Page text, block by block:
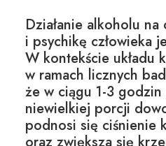
Działanie alkoholu na
i psychikę człowieka
W kontekście układu
w ramach licznych
że w ciągu 1-3
niewielkiej porcji
podnosi się ciśnienie